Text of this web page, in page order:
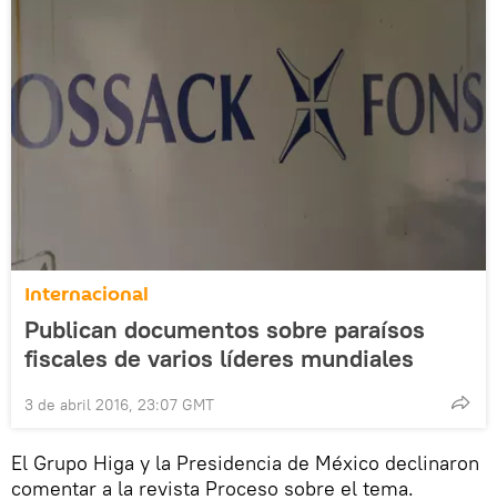
Internacional
Publican documentos sobre paraísos
fiscales de varios líderes mundiales
3 de abril 2016, 23:07 GMT
El Grupo Higa y la Presidencia de México declinaron
comentar a la revista Proceso sobre el tema.